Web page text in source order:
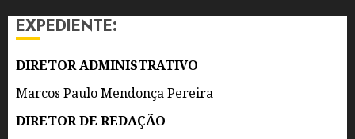
FEIRA
7 DE
AGOSTO
EXPEDIENTE:
DIRETOR ADMINISTRATIVO
Marcos Paulo Mendonça Pereira
DIRETOR DE REDAÇÃO